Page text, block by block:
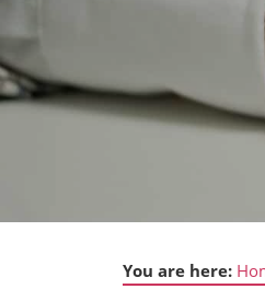
You are here: